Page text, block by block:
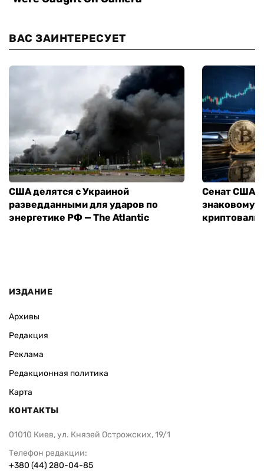
ВАС ЗАИНТЕРЕСУЕТ
США делятся с Украиной
разведданными для ударов по
энергетике РФ — The Atlantic
Сенат США
знаковому
ИЗДАНИЕ
Архивы
Редакция
Реклама
Редакционная политика
Карта
КОНТАКТЫ
01010 Киев, ул. Князей Острожских, 19/1
Телефон редакции:
+380 (44) 280-04-85